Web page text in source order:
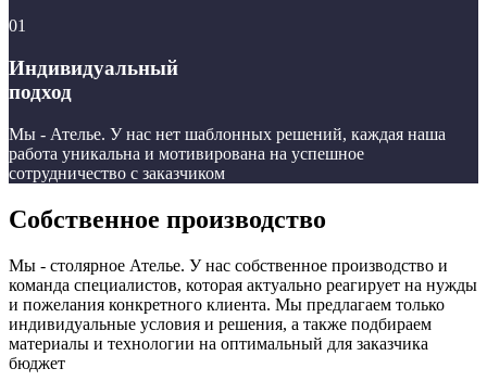
01
Индивидуальный
подход
Мы - Ателье. У нас нет шаблонных решений, каждая наша
работа уникальна и мотивирована на успешное
сотрудничество с заказчиком
Собственное производство
Мы - столярное Ателье. У нас собственное производство и
команда специалистов, которая актуально реагирует на нужды
и пожелания конкретного клиента. Мы предлагаем только
индивидуальные условия и решения, а также подбираем
материалы и технологии на оптимальный для заказчика
бюджет